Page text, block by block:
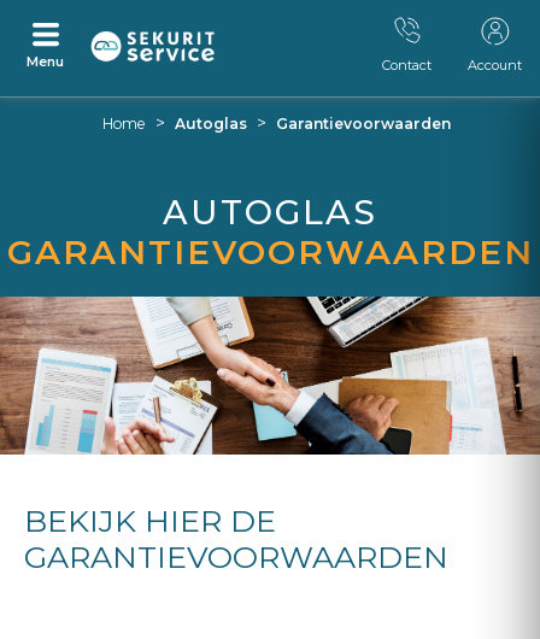
Ga
Ga
Menu Account
Contact
Home > Autoglas > Garantievoorwaarden
AUTOGLAS
GARANTIEVOORWAARDEN
BEKIJK HIER DE
GARANTIEVOORWAARDEN